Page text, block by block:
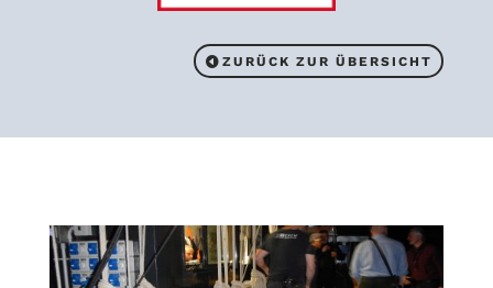
ZURÜCK ZUR ÜBERSICHT